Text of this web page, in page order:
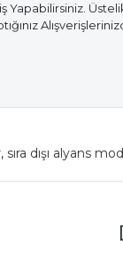
Yapabilirsiniz.
, sıra dışı alyans